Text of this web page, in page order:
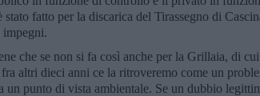
fatto per la discarica del Tirassegno di
impegni.
che se non si fa così anche per la Grillaia, di
altri dieci anni ce la ritroveremo come un
un punto di vista ambientale. Se un dubbio